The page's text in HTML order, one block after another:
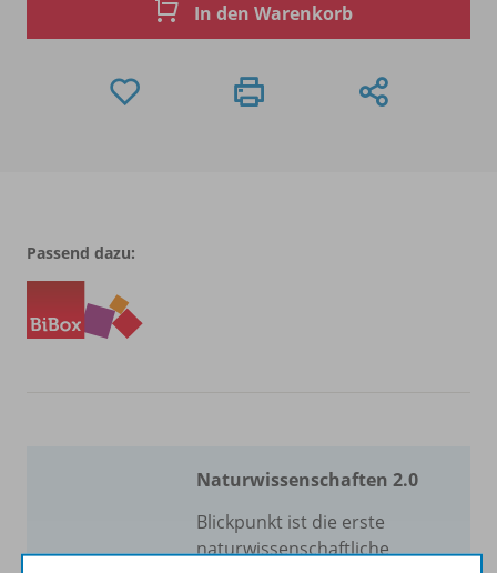
In den Warenkorb
Passend dazu:
Naturwissenschaften 2.0
Blickpunkt ist die erste
naturwissenschaftliche